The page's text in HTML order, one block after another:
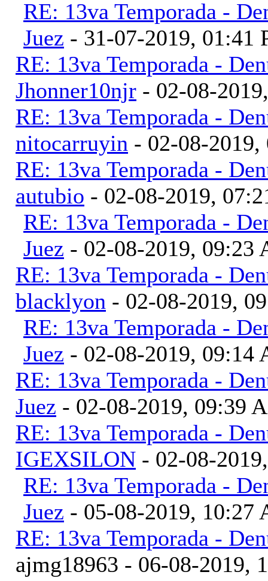
RE: 13va Temporada -
Juez - 31-07-2019, 01:41
RE: 13va Temporada -
Jhonner10njr - 02-08-
RE: 13va Temporada -
nitocarruyin - 02-08-
RE: 13va Temporada -
autubio - 02-08-2019,
RE: 13va Temporada -
Juez - 02-08-2019, 09:23
RE: 13va Temporada -
blacklyon - 02-08-2019,
RE: 13va Temporada -
Juez - 02-08-2019, 09:14
RE: 13va Temporada -
Juez - 02-08-2019, 09:39
RE: 13va Temporada -
IGEXSILON - 02-08-
RE: 13va Temporada -
Juez - 05-08-2019, 10:27
RE: 13va Temporada -
ajmg18963 - 06-08-2019,